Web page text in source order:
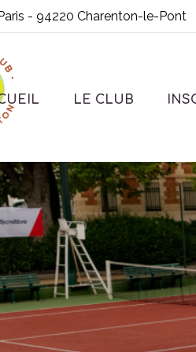
- 94220 Charenton-le-Pont
LE CLUB